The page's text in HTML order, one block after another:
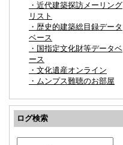
・近代建築探訪メーリング
リスト
・歴史的建築総目録データ
ベース
・国指定文化財等データベ
ース
・文化遺産オンライン
・ムンプス難聴のお部屋
ログ検索